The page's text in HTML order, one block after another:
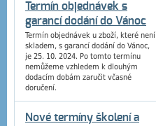
Termín objednávek s
garancí dodání do Vánoc
Termín objednávek u zboží, které není
skladem, s garancí dodání do Vánoc,
je 25. 10. 2024. Po tomto termínu
nemůžeme vzhledem k dlouhým
dodacím dobám zaručit včasné
doručení.
Nové termíny školení a